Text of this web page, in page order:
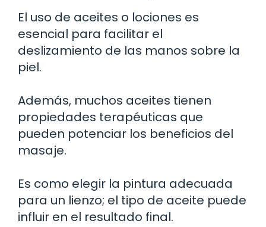
El uso de aceites o lociones es
esencial para facilitar el
deslizamiento de las manos sobre la
piel.
Además, muchos aceites tienen
propiedades terapéuticas que
pueden potenciar los beneficios del
masaje.
Es como elegir la pintura adecuada
para un lienzo; el tipo de aceite puede
influir en el resultado final.